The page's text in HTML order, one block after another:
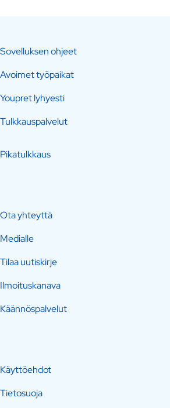
Sovelluksen ohjeet
Avoimet työpaikat
Youpret lyhyesti
Tulkkauspalvelut
Pikatulkkaus
Ota yhteyttä
Medialle
Tilaa uutiskirje
Ilmoituskanava
Käännöspalvelut
Käyttöehdot
Tietosuoja